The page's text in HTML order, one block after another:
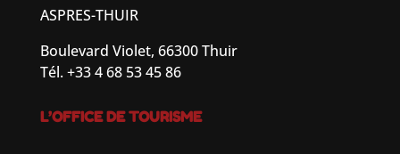
ASPRES-THUIR
Boulevard Violet, 66300 Thuir
Tél. +33 4 68 53 45 86
L’OFFICE DE TOURISME